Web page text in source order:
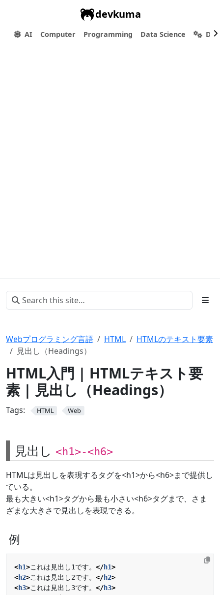
devkuma
AI Computer Programming Data Science
Webプログラミング言語 HTML
HTMLのテキスト要素
見出し（Headings）
HTML入門 | HTMLテキスト要
素 | 見出し（Headings）
Tags: HTML Web
見出し <h1>-<h6>
HTMLは見出しを表現するタグを<h1>から<h6>まで提供し
ている。
最も大きい<h1>タグから最も小さい<h6>タグまで、さま
ざまな大きさで見出しを表現できる。
例
<h1>これは見出し1です。 </h1>
<h2>これは見出し2です。 </h2>
<h3>これは見出し3です。 </h3>